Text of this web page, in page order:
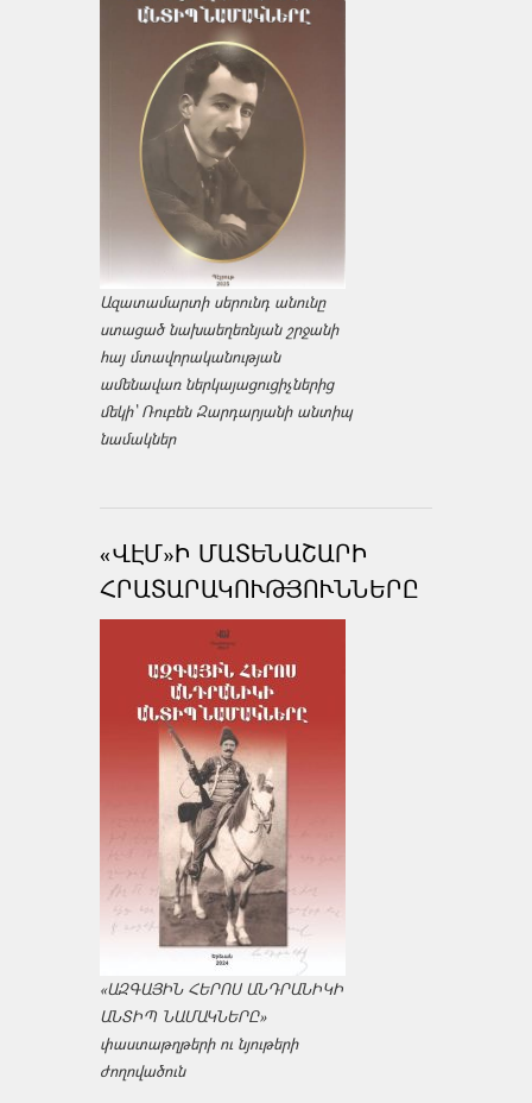
Ազատամարտի սերունդ անունը
ստացած նախաեղեռնյան շրջանի
հայ մտավորականության
ամենավառ ներկայացուցիչներից
մեկի՝ Ռուբեն Զարդարյանի անտիպ
նամակներ
«ՎԷՄ»Ի ՄԱՏԵՆԱՇԱՐԻ
ՀՐԱՏԱՐԱԿՈՒԹՅՈՒՆՆԵՐԸ
«ԱԶԳԱՅԻՆ ՀԵՐՈՍ ԱՆԴՐԱՆԻԿԻ
ԱՆՏԻՊ ՆԱՄԱԿՆԵՐԸ»
փաստաթղթերի ու նյութերի
ժողովածուն